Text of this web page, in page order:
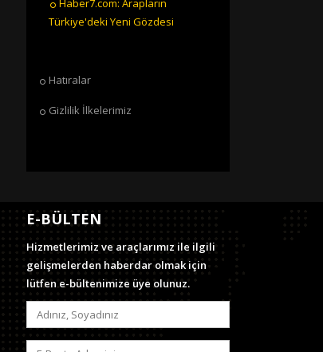
Haber7.com: Arapların
Türkiye'deki Yeni Gözdesi
Hatıralar
Gizlilik İlkelerimiz
E-BÜLTEN
Hizmetlerimiz ve araçlarımız ile ilgili
gelişmelerden haberdar olmak için
lütfen e-bültenimize üye olunuz.